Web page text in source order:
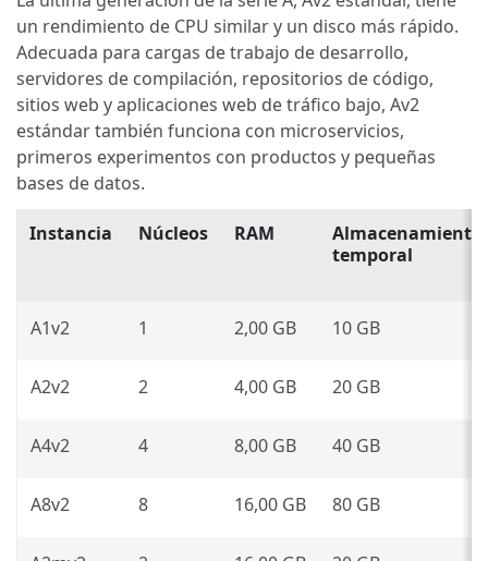
un rendimiento de CPU similar y un disco más rápido.
Adecuada para cargas de trabajo de desarrollo,
servidores de compilación, repositorios de código,
sitios web y aplicaciones web de tráfico bajo, Av2
estándar también funciona con microservicios,
primeros experimentos con productos y pequeñas
bases de datos.
Instancia Núcleos RAM
Almacenamiento
temporal
A1v2 1 2,00 GB 10 GB
A2v2 2 4,00 GB 20 GB
A4v2 4 8,00 GB 40 GB
A8v2 8 16,00 GB 80 GB